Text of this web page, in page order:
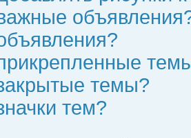
темы?
тем?